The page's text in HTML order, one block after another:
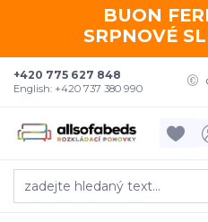
BUON
SRPNOVÉ
+420 775 627 848
English: +420 737 380 990